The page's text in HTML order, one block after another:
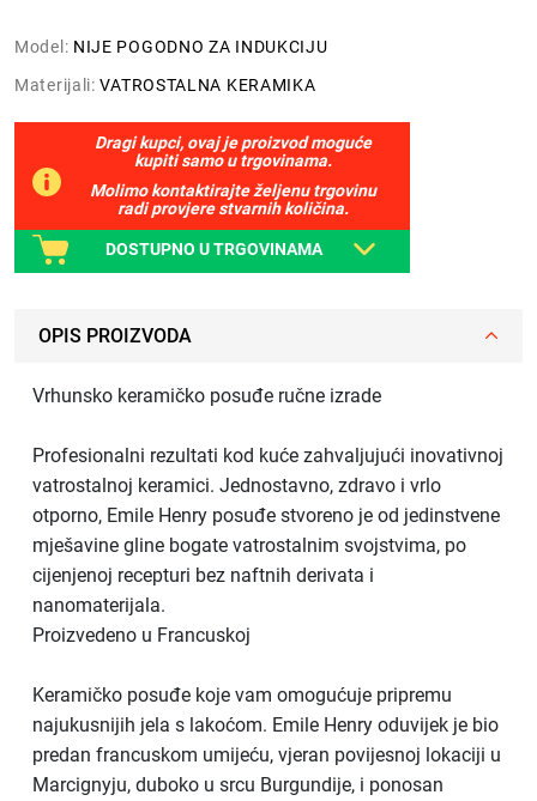
Model: NIJE POGODNO ZA INDUKCIJU
Materijali: VATROSTALNA KERAMIKA
Dragi kupci, ovaj je proizvod moguće
kupiti samo u trgovinama.
Molimo kontaktirajte željenu trgovinu
radi provjere stvarnih količina.
DOSTUPNO U TRGOVINAMA
OPIS PROIZVODA
Vrhunsko keramičko posuđe ručne izrade
Profesionalni rezultati kod kuće zahvaljujući inovativnoj
vatrostalnoj keramici. Jednostavno, zdravo i vrlo
otporno, Emile Henry posuđe stvoreno je od jedinstvene
mješavine gline bogate vatrostalnim svojstvima, po
cijenjenoj recepturi bez naftnih derivata i
nanomaterijala.
Proizvedeno u Francuskoj
Keramičko posuđe koje vam omogućuje pripremu
najukusnijih jela s lakoćom. Emile Henry oduvijek je bio
predan francuskom umijeću, vjeran povijesnoj lokaciji u
Marcignyju, duboko u srcu Burgundije, i ponosan